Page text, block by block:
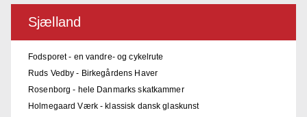
Sjælland
Fodsporet - en vandre- og cykelrute
Ruds Vedby - Birkegårdens Haver
Rosenborg - hele Danmarks skatkammer
Holmegaard Værk - klassisk dansk glaskunst